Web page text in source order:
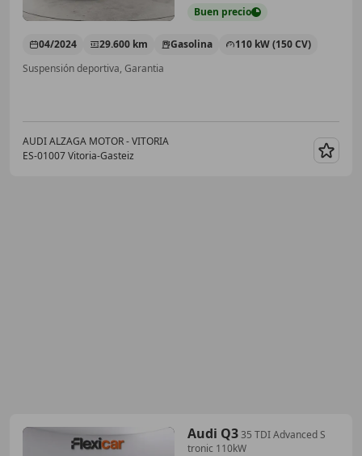
Buen precio
04/2024 29.600 km Gasolina
110 kW (150 CV)
Suspensión deportiva, Garantia
AUDI ALZAGA MOTOR - VITORIA
ES-01007 Vitoria-Gasteiz
Audi Q335 TDI Advanced S
tronic 110kW